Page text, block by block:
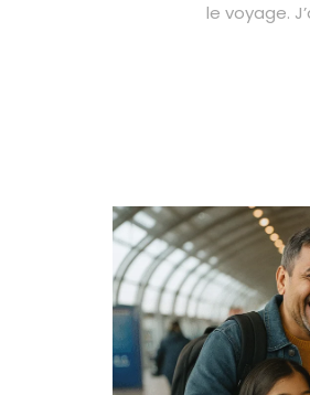
le voyage.